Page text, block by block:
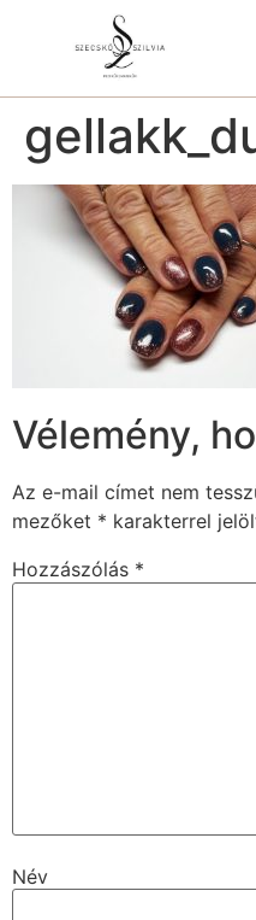
Vélemény,
Az e-mail címet nem
mezőket * karakterrel
Hozzászólás *
Név